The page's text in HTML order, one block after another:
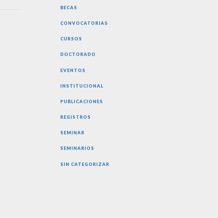
BECAS
CONVOCATORIAS
CURSOS
DOCTORADO
EVENTOS
INSTITUCIONAL
PUBLICACIONES
REGISTROS
SEMINAR
SEMINARIOS
SIN CATEGORIZAR